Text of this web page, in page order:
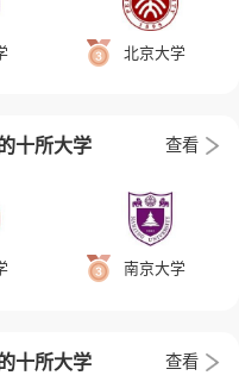
北京大学
十所大学 查看
南京大学
十所大学 查看